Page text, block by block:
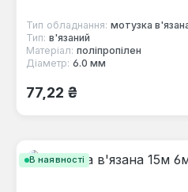
Тип обладнання: мотузка
Тип: в'язаний
Матеріал: поліпропілен
Діаметр: 6.0 мм
Звичайна ціна:
77,22 ₴
В наявності